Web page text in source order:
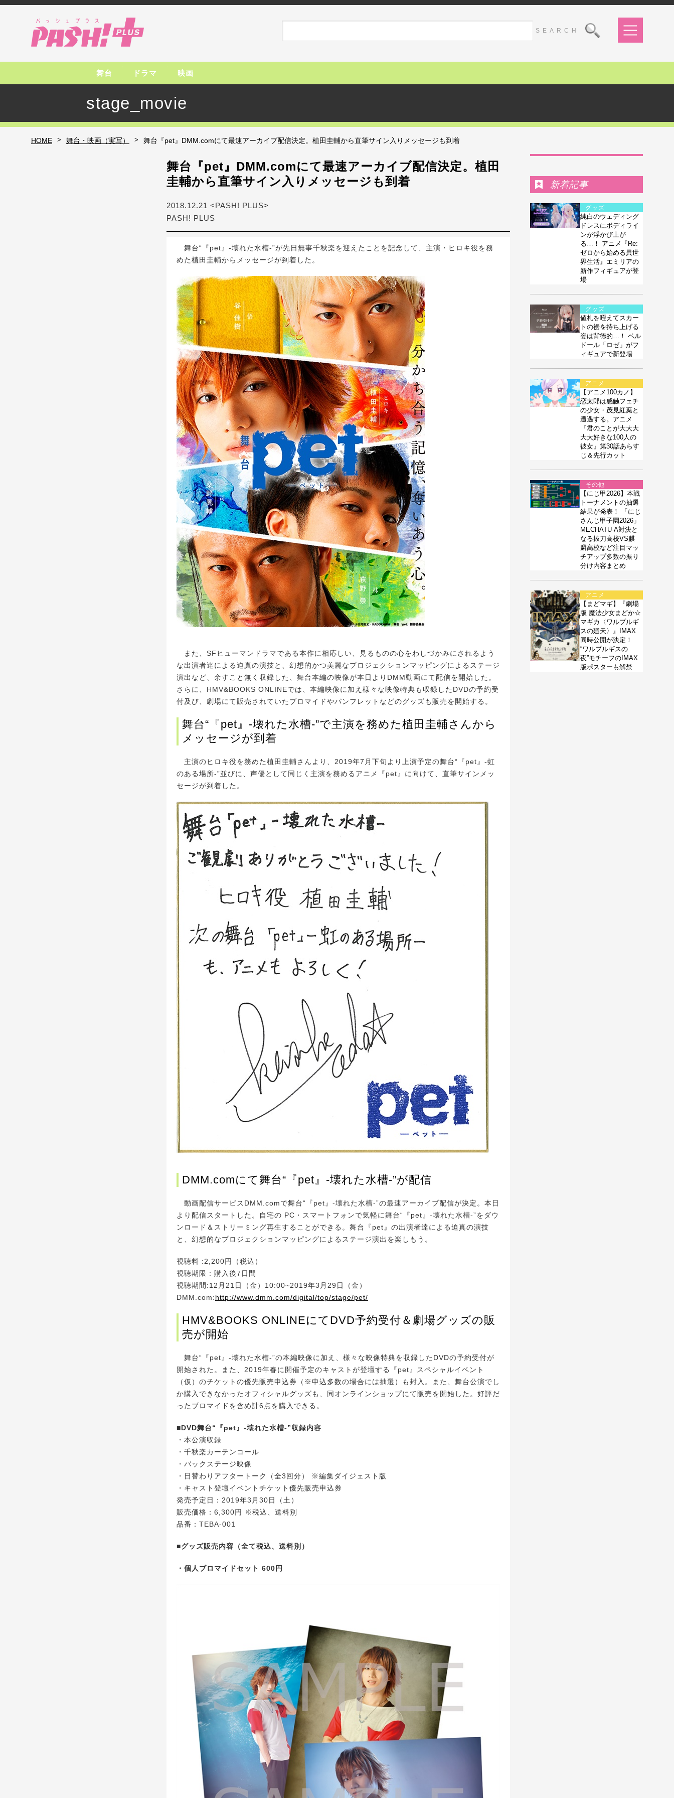
舞台 ドラマ 映画
stage_movie
HOME > 舞台・映画（実写） > 舞台『pet』DMM.comにて最速アーカイブ配信決定。植田圭輔から直筆サイン入りメッセージも到着
舞台『pet』DMM.comにて最速アーカイブ配信決定。植田
圭輔から直筆サイン入りメッセージも到着
2018.12.21 <PASH! PLUS>
PASH! PLUS
舞台“『pet』-壊れた水槽-”が先日無事千秋楽を迎えたことを記念して、主演・ヒロキ役を務
めた植田圭輔からメッセージが到着した。
また、SFヒューマンドラマである本作に相応しい、見るものの心をわしづかみにされるよう
な出演者達による迫真の演技と、幻想的かつ美麗なプロジェクションマッピングによるステージ
演出など、余すこと無く収録した、舞台本編の映像が本日よりDMM動画にて配信を開始した。
さらに、HMV&BOOKS ONLINEでは、本編映像に加え様々な映像特典も収録したDVDの予約受
付及び、劇場にて販売されていたブロマイドやパンフレットなどのグッズも販売を開始する。
舞台“『pet』-壊れた水槽-”で主演を務めた植田圭輔さんから
メッセージが到着
主演のヒロキ役を務めた植田圭輔さんより、2019年7月下旬より上演予定の舞台“『pet』-虹
のある場所-”並びに、声優として同じく主演を務めるアニメ『pet』に向けて、直筆サインメッ
セージが到着した。
DMM.comにて舞台“『pet』-壊れた水槽-”が配信
動画配信サービスDMM.comで舞台“『pet』-壊れた水槽-”の最速アーカイブ配信が決定。本日
より配信スタートした。自宅の PC・スマートフォンで気軽に舞台“『pet』-壊れた水槽-”をダウ
ンロード＆ストリーミング再生することができる。舞台『pet』の出演者達による迫真の演技
と、幻想的なプロジェクションマッピングによるステージ演出を楽しもう。
視聴料 :2,200円（税込）
視聴期限 : 購入後7日間
視聴期間:12月21日（金）10:00~2019年3月29日（金）
DMM.com:http://www.dmm.com/digital/top/stage/pet/
HMV&BOOKS ONLINEにてDVD予約受付＆劇場グッズの販
売が開始
舞台“『pet』-壊れた水槽-”の本編映像に加え、様々な映像特典を収録したDVDの予約受付が
開始された。また、2019年春に開催予定のキャストが登壇する『pet』スペシャルイベント
（仮）のチケットの優先販売申込券（※申込多数の場合には抽選）も封入。また、舞台公演でし
か購入できなかったオフィシャルグッズも、同オンラインショップにて販売を開始した。好評だ
ったブロマイドを含め計6点を購入できる。
■DVD舞台“『pet』-壊れた水槽-”収録内容
・本公演収録
・千秋楽カーテンコール
・バックステージ映像
・日替わりアフタートーク（全3回分） ※編集ダイジェスト版
・キャスト登壇イベントチケット優先販売申込券
発売予定日：2019年3月30日（土）
販売価格：6,300円 ※税込、送料別
品番：TEBA-001
■グッズ販売内容（全て税込、送料別）
・個人ブロマイドセット 600円
新着記事
グッズ
純白のウェディング
ドレスにボディライ
ンが浮かび上が
る…！ アニメ『Re:
ゼロから始める異世
界生活』エミリアの
新作フィギュアが登
場
グッズ
値札を咥えてスカー
トの裾を持ち上げる
姿は背徳的…！ ベル
ドール「ロゼ」がフ
ィギュアで新登場
アニメ
【アニメ100カノ】
恋太郎は感触フェチ
の少女・茂見紅葉と
遭遇する。アニメ
『君のことが大大大
大大好きな100人の
彼女』第30話あらす
じ＆先行カット
その他
【にじ甲2026】本戦
トーナメントの抽選
結果が発表！ 「にじ
さんじ甲子園2026」
MECHATU-A対決と
なる抜刀高校VS麒
麟高校など注目マッ
チアップ多数の振り
分け内容まとめ
アニメ
【まどマギ】『劇場
版 魔法少女まどか☆
マギカ〈ワルプルギ
スの廻天〉』IMAX
同時公開が決定！
“ワルプルギスの
夜”モチーフのIMAX
版ポスターも解禁